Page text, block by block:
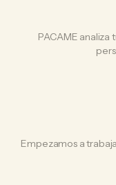
PACAME analiza
Empezamos a